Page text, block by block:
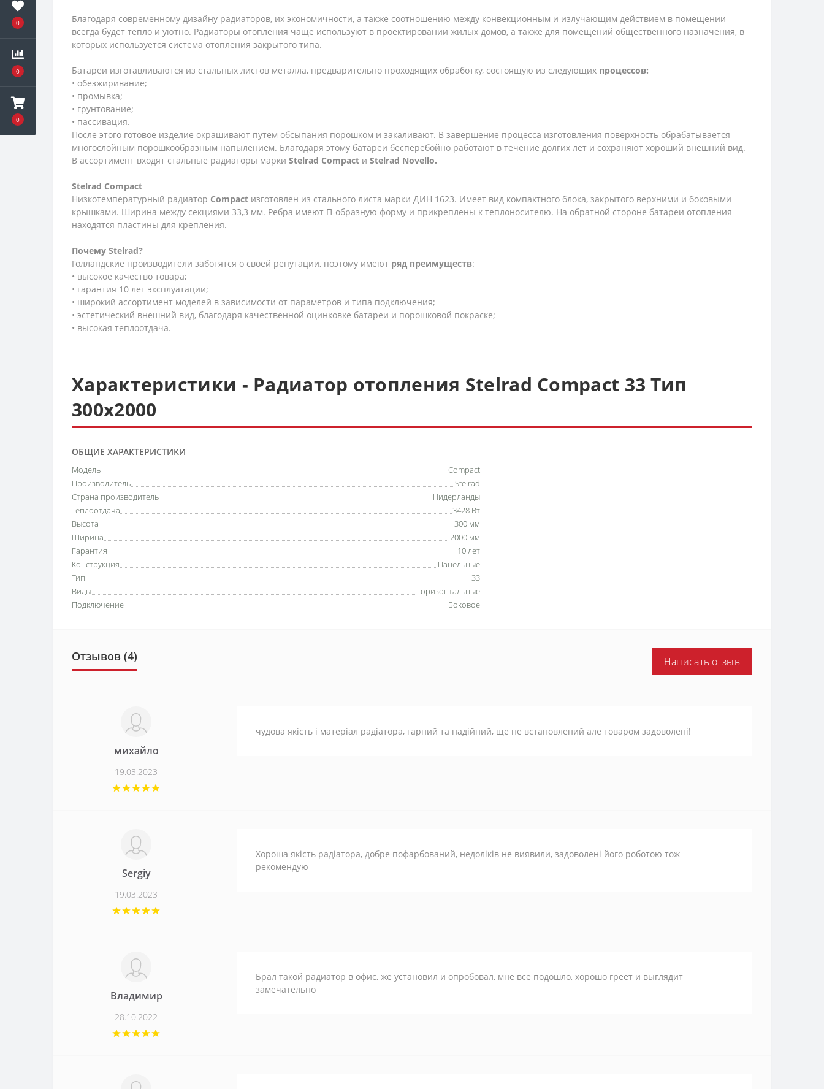
0
0
0
Благодаря современному дизайну радиаторов, их экономичности, а также соотношению между конвекционным и излучающим действием в помещении
всегда будет тепло и уютно. Радиаторы отопления чаще используют в проектировании жилых домов, а также для помещений общественного назначения, в
которых используется система отопления закрытого типа.
Батареи изготавливаются из стальных листов металла, предварительно проходящих обработку, состоящую из следующих процессов:
• обезжиривание;
• промывка;
• грунтование;
• пассивация.
После этого готовое изделие окрашивают путем обсыпания порошком и закаливают. В завершение процесса изготовления поверхность обрабатывается
многослойным порошкообразным напылением. Благодаря этому батареи бесперебойно работают в течение долгих лет и сохраняют хороший внешний вид.
В ассортимент входят стальные радиаторы марки Stelrad Compact и Stelrad Novello.
Stelrad Compact
Низкотемпературный радиатор Compact изготовлен из стального листа марки ДИН 1623. Имеет вид компактного блока, закрытого верхними и боковыми
крышками. Ширина между секциями 33,3 мм. Ребра имеют П-образную форму и прикреплены к теплоносителю. На обратной стороне батареи отопления
находятся пластины для крепления.
Почему Stelrad?
Голландские производители заботятся о своей репутации, поэтому имеют ряд преимуществ:
• высокое качество товара;
• гарантия 10 лет эксплуатации;
• широкий ассортимент моделей в зависимости от параметров и типа подключения;
• эстетический внешний вид, благодаря качественной оцинковке батареи и порошковой покраске;
• высокая теплоотдача.
Характеристики - Радиатор отопления Stelrad Compact 33 Тип
300х2000
ОБЩИЕ ХАРАКТЕРИСТИКИ
Модель
Compact
Производитель
Stelrad
Страна производитель
Нидерланды
Теплоотдача
3428 Вт
Высота
300 мм
Ширина
2000 мм
Гарантия
10 лет
Конструкция
Панельные
Тип
33
Виды
Горизонтальные
Подключение
Боковое
Отзывов (4) Написать отзыв
михайло
19.03.2023
чудова якість і матеріал радіатора, гарний та надійний, ще не встановлений але товаром задоволені!
Sergiy
19.03.2023
Хороша якість радіатора, добре пофарбований, недоліків не виявили, задоволені його роботою тож
рекомендую
Владимир
28.10.2022
Брал такой радиатор в офис, же установил и опробовал, мне все подошло, хорошо греет и выглядит
замечательно